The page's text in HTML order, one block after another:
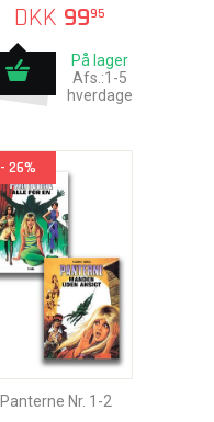
DKK 9995
På lager
Afs.:1-5
hverdage
- 26%
Panterne Nr. 1-2